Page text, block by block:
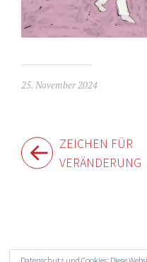
25. November 2024
ZEICHEN FÜR
VERÄNDERUNG